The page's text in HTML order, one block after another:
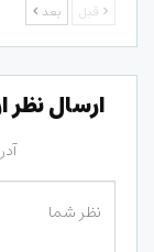
قبل بعد
ارسال نظر